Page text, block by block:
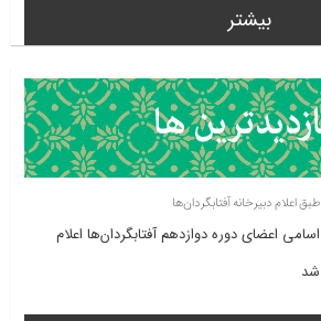
بیشتر
طبق اعلام دبیرخانه آفتابگردان‌ها
اسامی اعضای دوره دوازدهم آفتابگردان‌ها اعلام
شد